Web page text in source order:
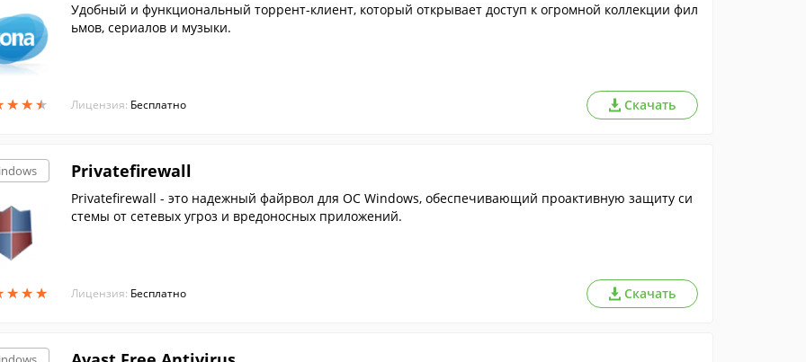
★★★
★★★
Удобный и функциональный торрент-клиент, который открывает доступ к огромной коллекции фил
ьмов, сериалов и музыки.
Лицензия: Бесплатно Скачать
★★★
★★★
Privatefirewall
Privatefirewall - это надежный файрвол для ОС Windows, обеспечивающий проактивную защиту си
стемы от сетевых угроз и вредоносных приложений.
Лицензия: Бесплатно Скачать